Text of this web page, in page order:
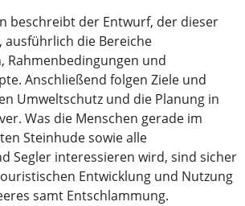
beschreibt der Entwurf, der dieser
ausführlich die Bereiche
Rahmenbedingungen und
Anschließend folgen Ziele und
Umweltschutz und die Planung in
Was die Menschen gerade im
Steinhude sowie alle
Segler interessieren wird, sind sicher
Entwicklung und Nutzung
samt Entschlammung.